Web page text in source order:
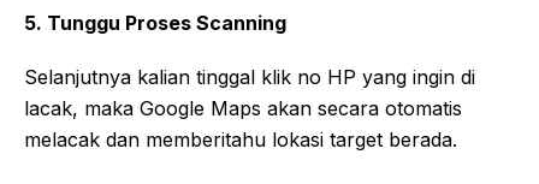
5. Tunggu Proses Scanning
Selanjutnya kalian tinggal klik no HP yang ingin di
lacak, maka Google Maps akan secara otomatis
melacak dan memberitahu lokasi target berada.